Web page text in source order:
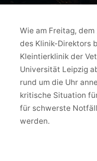
Wie am Freitag,
des Klinik-Direktors
Kleintierklinik der
Universität Leipzig
rund um die Uhr
kritische Situation
für schwerste
werden.